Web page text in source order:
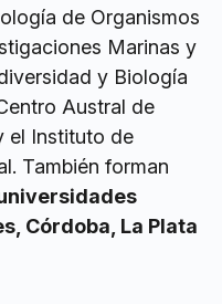
de Organismos
Marinas y
y Biología
Austral de
el Instituto de
También forman
Córdoba, La Plata